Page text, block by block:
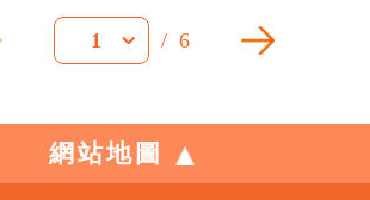
1 / 6
網站地圖